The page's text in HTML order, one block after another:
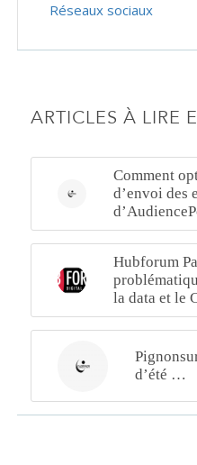
Réseaux sociaux
ARTICLES À LIRE
Comment
d’envoi des
Hubforum
la data et le
d’été …